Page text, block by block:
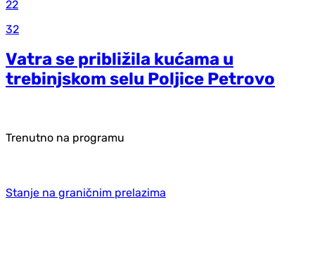
22
32
Vatra se približila kućama u
trebinjskom selu Poljice Petrovo
Trenutno na programu
Stanje na graničnim prelazima